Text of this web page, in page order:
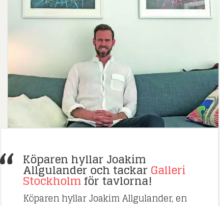
Köparen hyllar Joakim
Allgulander och tackar Galleri
Stockholmför tavlorna!
Köparen hyllar Joakim Allgulander, en